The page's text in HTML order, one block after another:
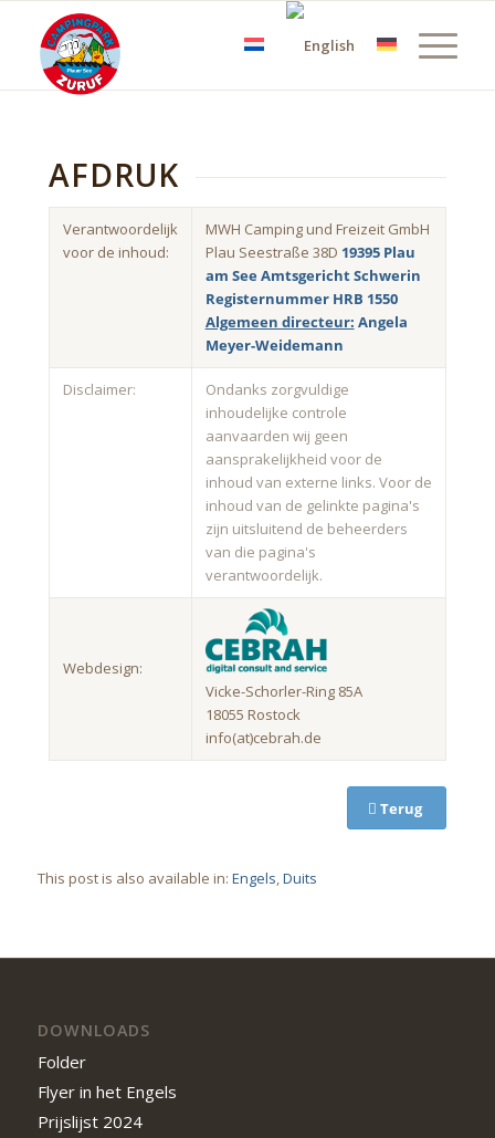
AFDRUK
Verantwoordelijk
voor de inhoud:
MWH Camping und Freizeit GmbH
Plau Seestraße 38D 19395 Plau
am SeeAmtsgericht Schwerin
Registernummer HRB 1550
Algemeen directeur: Angela
Meyer-Weidemann
Disclaimer:
Ondanks zorgvuldige
inhoudelijke controle
aanvaarden wij geen
aansprakelijkheid voor de
inhoud van externe links. Voor de
inhoud van de gelinkte pagina's
zijn uitsluitend de beheerders
van die pagina's
verantwoordelijk.
Webdesign:
Vicke-Schorler-Ring 85A
18055 Rostock
info(at)cebrah.de
Terug
This post is also available in: Engels Duits
DOWNLOADS
Folder
Flyer in het Engels
Prijslijst 2024